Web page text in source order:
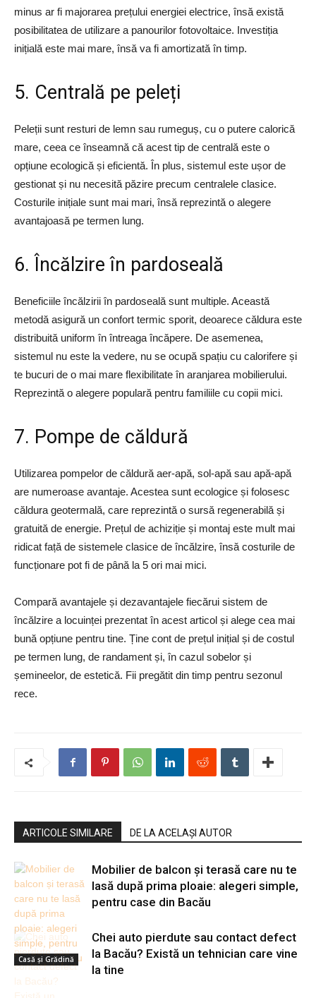
minus ar fi majorarea prețului energiei electrice, însă există
posibilitatea de utilizare a panourilor fotovoltaice. Investiția
inițială este mai mare, însă va fi amortizată în timp.
5. Centrală pe peleți
Peleții sunt resturi de lemn sau rumeguș, cu o putere calorică
mare, ceea ce înseamnă că acest tip de centrală este o
opțiune ecologică și eficientă. În plus, sistemul este ușor de
gestionat și nu necesită păzire precum centralele clasice.
Costurile inițiale sunt mai mari, însă reprezintă o alegere
avantajoasă pe termen lung.
6. Încălzire în pardoseală
Beneficiile încălzirii în pardoseală sunt multiple. Această
metodă asigură un confort termic sporit, deoarece căldura este
distribuită uniform în întreaga încăpere. De asemenea,
sistemul nu este la vedere, nu se ocupă spațiu cu calorifere și
te bucuri de o mai mare flexibilitate în aranjarea mobilierului.
Reprezintă o alegere populară pentru familiile cu copii mici.
7. Pompe de căldură
Utilizarea pompelor de căldură aer-apă, sol-apă sau apă-apă
are numeroase avantaje. Acestea sunt ecologice și folosesc
căldura geotermală, care reprezintă o sursă regenerabilă și
gratuită de energie. Prețul de achiziție și montaj este mult mai
ridicat față de sistemele clasice de încălzire, însă costurile de
funcționare pot fi de până la 5 ori mai mici.
Compară avantajele și dezavantajele fiecărui sistem de
încălzire a locuinței prezentat în acest articol și alege cea mai
bună opțiune pentru tine. Ține cont de prețul inițial și de costul
pe termen lung, de randament și, în cazul sobelor și
șemineelor, de estetică. Fii pregătit din timp pentru sezonul
rece.
ARTICOLE SIMILARE DE LA ACELAȘI AUTOR
Casă şi Grădină
Mobilier de balcon și terasă care nu te
lasă după prima ploaie: alegeri simple,
pentru case din Bacău
Chei auto pierdute sau contact defect
la Bacău? Există un tehnician care vine
la tine